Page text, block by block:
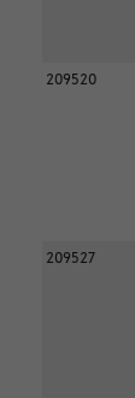
209520
209527